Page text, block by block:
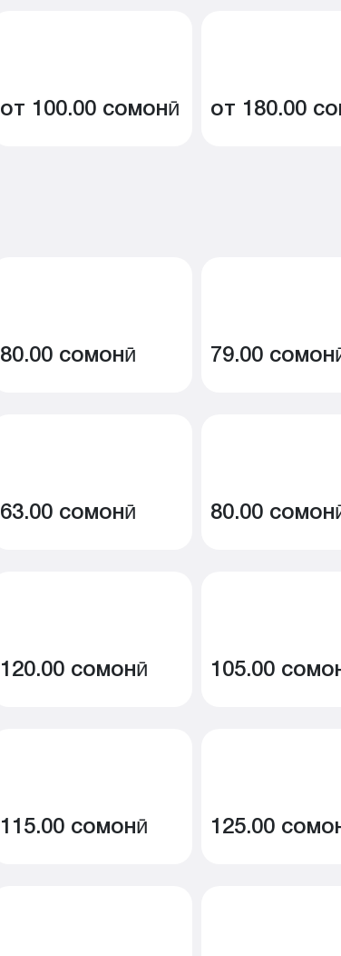
от 100.00 сомонӣ от 180.00
80.00 сомонӣ 79.00
63.00 сомонӣ 80.00
120.00 сомонӣ 105.00
115.00 сомонӣ 125.00